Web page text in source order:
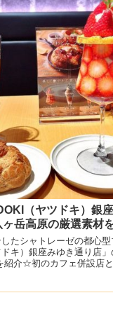
（ヤツドキ）銀
岳高原の厳選素材
たシャトレーゼの都心型
ドキ）銀座みゆき通り店
紹介☆初のカフェ併設店